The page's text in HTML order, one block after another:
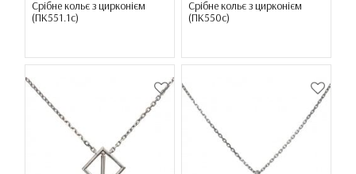
Срібне кольє з цирконієм
(ПК551.1с)
Срібне кольє з цирконієм
(ПК550с)